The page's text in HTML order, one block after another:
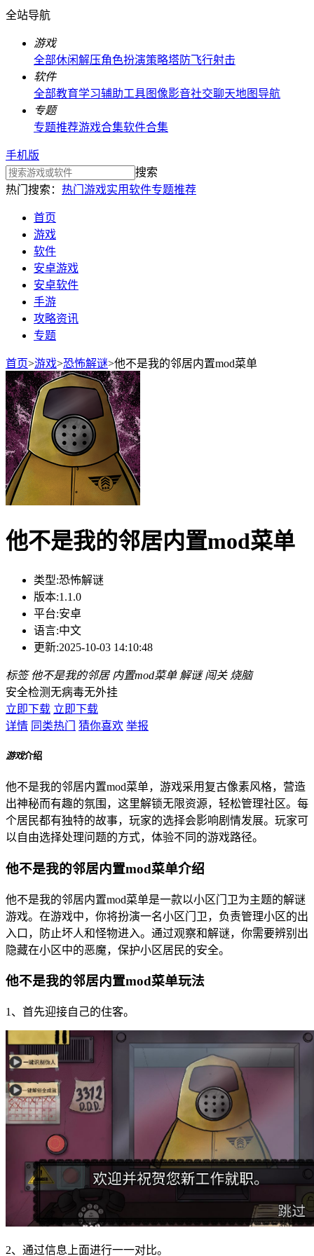
全站导航
游戏
全部休闲解压角色扮演策略塔防飞行射击
软件
全部教育学习辅助工具图像影音社交聊天地图导航
专题
专题推荐游戏合集软件合集
手机版
搜索
热门搜索： 热门游戏实用软件专题推荐
首页
游戏
软件
安卓游戏
安卓软件
手游
攻略资讯
专题
首页>游戏>恐怖解谜>他不是我的邻居内置mod菜单
他不是我的邻居内置mod菜单
类型:恐怖解谜
版本:1.1.0
平台:安卓
语言:中文
更新:2025-10-03 14:10:48
标签 他不是我的邻居 内置mod菜单 解谜 闯关 烧脑
安全检测无病毒无外挂
立即下载 立即下载
详情 同类热门 猜你喜欢 举报
游戏介绍
他不是我的邻居内置mod菜单，游戏采用复古像素风格，营造
出神秘而有趣的氛围，这里解锁无限资源，轻松管理社区。每
个居民都有独特的故事，玩家的选择会影响剧情发展。玩家可
以自由选择处理问题的方式，体验不同的游戏路径。
他不是我的邻居内置mod菜单介绍
他不是我的邻居内置mod菜单是一款以小区门卫为主题的解谜
游戏。在游戏中，你将扮演一名小区门卫，负责管理小区的出
入口，防止坏人和怪物进入。通过观察和解谜，你需要辨别出
隐藏在小区中的恶魔，保护小区居民的安全。
他不是我的邻居内置mod菜单玩法
1、首先迎接自己的住客。
2、通过信息上面进行一一对比。